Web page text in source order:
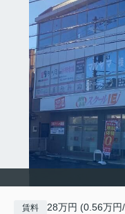
賃料 28万円 (0.56万